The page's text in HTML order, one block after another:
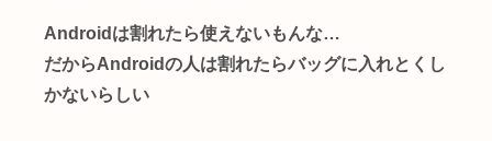
Androidは割れたら使えないもんな…
だからAndroidの人は割れたらバッグに入れとくし
かないらしい